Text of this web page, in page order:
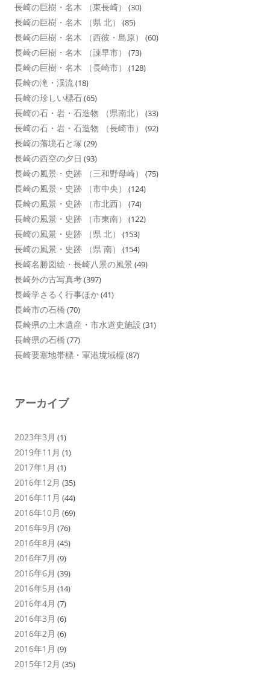
長崎の巨樹・名木 （東長崎） (30)
長崎の巨樹・名木 （県 北） (85)
長崎の巨樹・名木 （西彼・島原） (60)
長崎の巨樹・名木 （諌早市） (73)
長崎の巨樹・名木 （長崎市） (128)
長崎の滝・渓流(18)
長崎の珍しい標石(65)
長崎の石・岩・石造物 （県南北） (33)
長崎の石・岩・石造物 （長崎市） (92)
長崎の藩境石と塚 (29)
長崎の西空の夕日 (93)
長崎の風景・史跡 （三和野母崎） (75)
長崎の風景・史跡 （市中央） (124)
長崎の風景・史跡 （市北西） (74)
長崎の風景・史跡 （市東南） (122)
長崎の風景・史跡 （県 北） (153)
長崎の風景・史跡 （県 南） (154)
長崎名勝図絵・長崎八景の風景 (49)
長崎外の古写真考(397)
長崎学さるく行事ほか(41)
長崎市の石橋 (70)
長崎県の土木遺産・市水道史施設 (31)
長崎県の石橋 (77)
長崎要塞地帯標・軍港境域標(87)
アーカイブ
2023年3月 (1)
2019年11月 (1)
2017年1月 (1)
2016年12月 (35)
2016年11月 (44)
2016年10月 (69)
2016年9月 (76)
2016年8月 (45)
2016年7月 (9)
2016年6月 (39)
2016年5月 (14)
2016年4月 (7)
2016年3月 (6)
2016年2月 (6)
2016年1月 (9)
2015年12月 (35)